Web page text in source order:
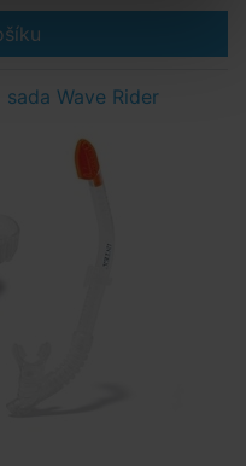
Wave Rider